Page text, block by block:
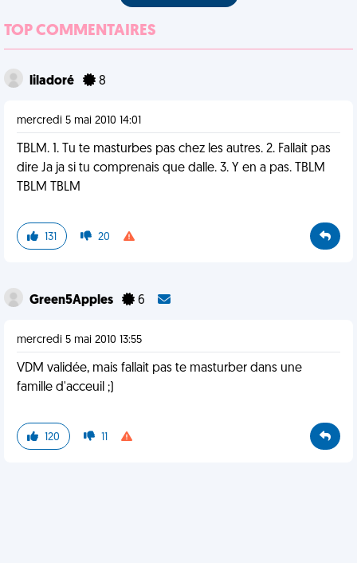
TOP COMMENTAIRES
liladoré 8
mercredi 5 mai 2010 14:01
TBLM. 1. Tu te masturbes pas chez les autres. 2. Fallait pas
dire Ja ja si tu comprenais que dalle. 3. Y en a pas. TBLM
TBLM TBLM
131 20
Green5Apples 6
mercredi 5 mai 2010 13:55
VDM validée, mais fallait pas te masturber dans une
famille d'acceuil ;)
120 11